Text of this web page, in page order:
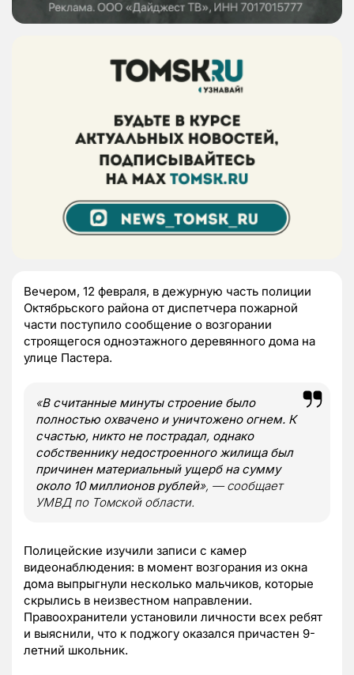
Вечером, 12 февраля, в дежурную часть полиции
Октябрьского района от диспетчера пожарной
части поступило сообщение о возгорании
строящегося одноэтажного деревянного дома на
улице Пастера.
«В считанные минуты строение было
полностью охвачено и уничтожено огнем. К
счастью, никто не пострадал, однако
собственнику недостроенного жилища был
причинен материальный ущерб на сумму
около 10 миллионов рублей», — сообщает
УМВД по Томской области.
Полицейские изучили записи с камер
видеонаблюдения: в момент возгорания из окна
дома выпрыгнули несколько мальчиков, которые
скрылись в неизвестном направлении.
Правоохранители установили личности всех ребят
и выяснили, что к поджогу оказался причастен 9-
летний школьник.